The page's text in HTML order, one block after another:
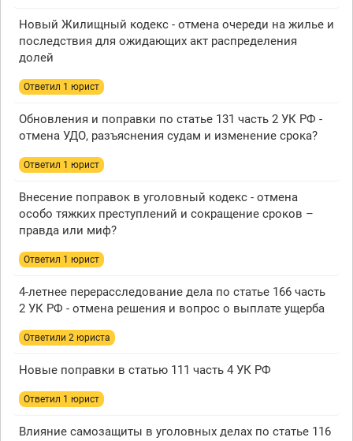
Новый Жилищный кодекс - отмена очереди на жилье и
последствия для ожидающих акт распределения
долей
Ответил 1 юрист
Обновления и поправки по статье 131 часть 2 УК РФ -
отмена УДО, разъяснения судам и изменение срока?
Ответил 1 юрист
Внесение поправок в уголовный кодекс - отмена
особо тяжких преступлений и сокращение сроков –
правда или миф?
Ответил 1 юрист
4-летнее перерасследование дела по статье 166 часть
2 УК РФ - отмена решения и вопрос о выплате ущерба
Ответили 2 юристa
Новые поправки в статью 111 часть 4 УК РФ
Ответил 1 юрист
Влияние самозащиты в уголовных делах по статье 116